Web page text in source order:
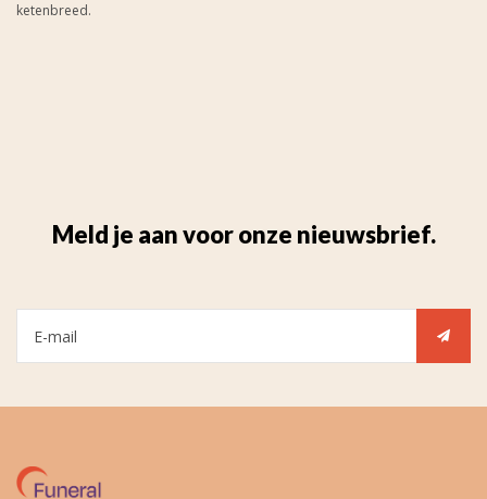
ketenbreed.
Meld je aan voor onze nieuwsbrief.